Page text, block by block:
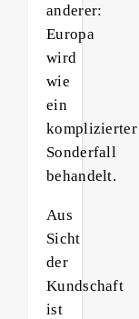
anderer:
Europa
wird
wie
ein
komplizierter
Sonderfall
behandelt.
Aus
Sicht
der
Kundschaft
ist